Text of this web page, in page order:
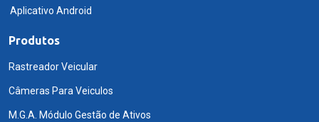
Aplicativo Android
Produtos
Rastreador Veicular
Câmeras Para Veiculos
M.G.A. Módulo Gestão de Ativos